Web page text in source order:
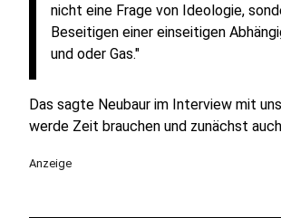
nicht eine Frage von Ideologie,
Beseitigen einer einseitigen
und oder Gas."
Das sagte Neubaur im Interview mit
werde Zeit brauchen und zunächst
Anzeige